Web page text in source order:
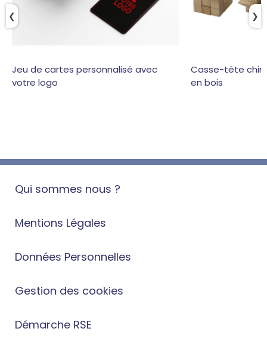
Jeu de cartes personnalisé avec
votre logo
Casse-tête
en bois
❯
❮
Qui sommes nous ?
Mentions Légales
Données Personnelles
Gestion des cookies
Démarche RSE